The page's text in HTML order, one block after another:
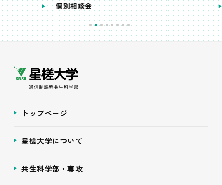
個別相談会 受講
トップページ
星槎大学について
共生科学部・専攻